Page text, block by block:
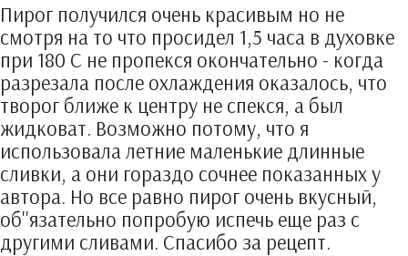
Пирог получился очень красивым но не
смотря на то что просидел 1,5 часа в духовке
при 180 С не пропекся окончательно - когда
разрезала после охлаждения оказалось, что
творог ближе к центру не спекся, а был
жидковат. Возможно потому, что я
использовала летние маленькие длинные
сливки, а они гораздо сочнее показанных у
автора. Но все равно пирог очень вкусный,
об''язательно попробую испечь еще раз с
другими сливами. Спасибо за рецепт.